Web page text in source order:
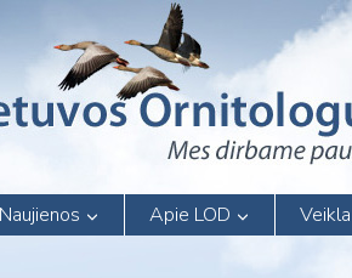
Naujienos Apie LOD Veikla